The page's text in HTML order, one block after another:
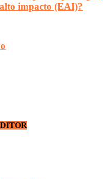
alto impacto (EAI)?